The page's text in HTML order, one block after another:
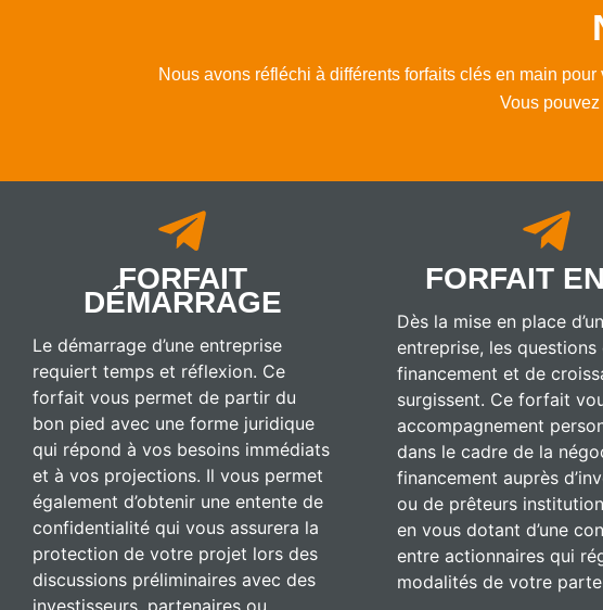
Nous avons réfléchi à différents forfaits clés en main
Vous
FORFAIT
DÉMARRAGE
Le démarrage d’une entreprise
requiert temps et réflexion. Ce
forfait vous permet de partir du
bon pied avec une forme juridique
qui répond à vos besoins immédiats
et à vos projections. Il vous permet
également d’obtenir une entente de
confidentialité qui vous assurera la
protection de votre projet lors des
discussions préliminaires avec des
investisseurs, partenaires ou
FORFAIT
Dès la mise en place
entreprise, les questions
financement et de
surgissent. Ce forfait
accompagnement
dans le cadre de la
financement auprès
ou de prêteurs
en vous dotant d’une
entre actionnaires qui
modalités de votre